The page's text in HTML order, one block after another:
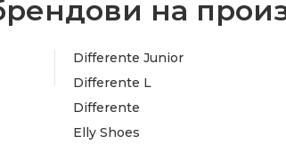
на
Differente Junior
Differente L
Differente
Elly Shoes